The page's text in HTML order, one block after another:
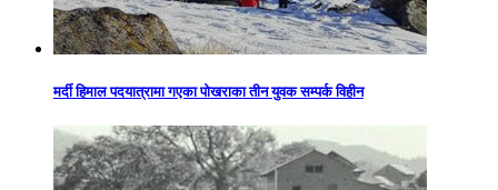
मर्दी हिमाल पदयात्रामा गएका पोखराका तीन युवक सम्पर्क विहीन